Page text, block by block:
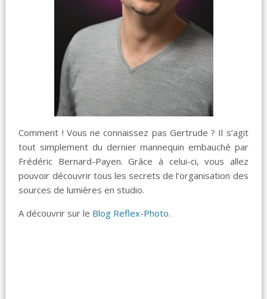
Comment ! Vous ne connaissez pas Gertrude ? Il s’agit
tout simplement du dernier mannequin embauché par
Frédéric Bernard-Payen. Grâce à celui-ci, vous allez
pouvoir découvrir tous les secrets de l’organisation des
sources de lumières en studio.
A découvrir sur le Blog Reflex-Photo.